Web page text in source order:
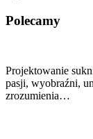
Polecamy
Projektowanie
pasji, wyobraźni,
zrozumienia…
wpisu